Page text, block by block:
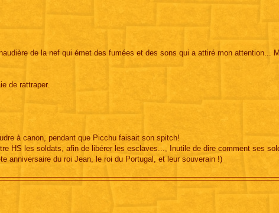
de la nef qui émet des fumées et des sons qui a attiré mon attention...
de rattraper.
à canon, pendant que Picchu faisait son spitch!
HS les soldats, afin de libérer les esclaves..., Inutile de dire comment ses
anniversaire du roi Jean, le roi du Portugal, et leur souverain !)